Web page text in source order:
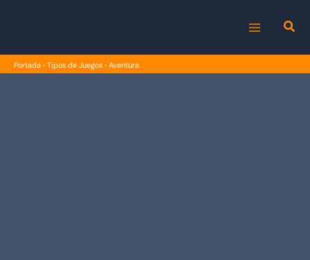
MENU
Portada › Tipos de Juegos › Aventura